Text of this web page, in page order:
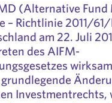
(Alternative Fund
– Richtlinie 2011/
am 22. Juli
des AIFM-
Investmentrechts,